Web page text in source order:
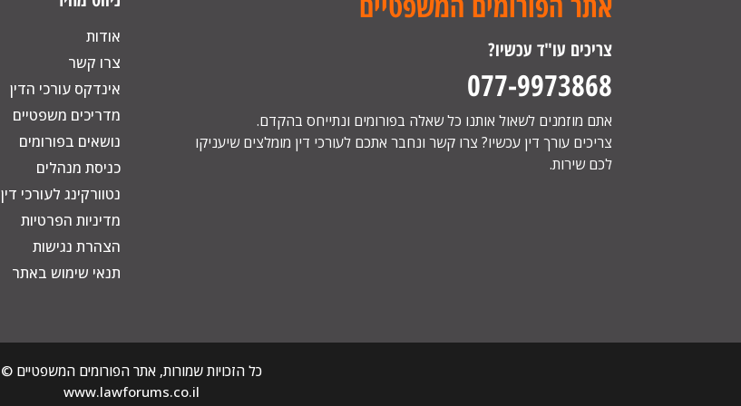
צריכים עו"ד עכשיו?
077-9973868
אתם מוזמנים לשאול אותנו כל שאלה בפורומים ונתייחס בהקדם.
צריכים עורך דין עכשיו? צרו קשר ונחבר אתכם לעורכי דין מומלצים שיעניקו
לכם שירות.
אודות
צרו קשר
אינדקס עורכי הדין
מדריכים משפטיים
נושאים בפורומים
כניסת מנהלים
נטוורקינג לעורכי דין
מדיניות הפרטיות
הצהרת נגישות
תנאי שימוש באתר
כל הזכויות שמורות, אתר הפורומים המשפטיים ©
www.lawforums.co.il